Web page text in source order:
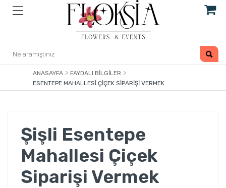
ANASAYFA
FAYDALI BILGILER
ESENTEPE MAHALLESI ÇIÇEK SIPARIŞI VERMEK
Şişli Esentepe
Mahallesi Çiçek
Siparişi Vermek